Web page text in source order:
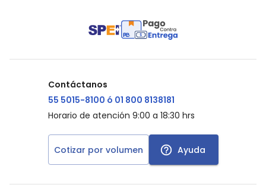
Contáctanos
55 5015-8100 ó 01 800 8138181
Horario de atención 9:00 a 18:30 hrs
Cotizar por volumen Ayuda